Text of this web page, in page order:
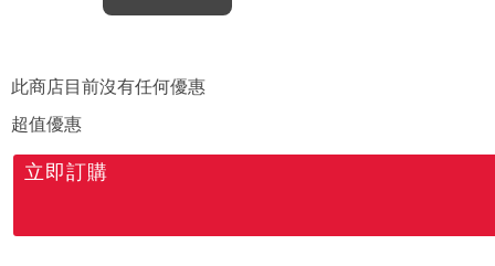
此商店目前沒有任何優惠
超值優惠
立即訂購